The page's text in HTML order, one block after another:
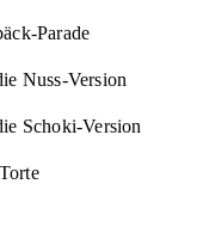
Parade
Nuss-Version
Schoki-Version